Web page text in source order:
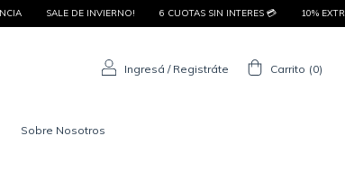
SALE DE INVIERNO! 6 CUOTAS SIN INTERES 💳 10% EXTRA
Ingresá / Registráte Carrito (0)
Sobre Nosotros